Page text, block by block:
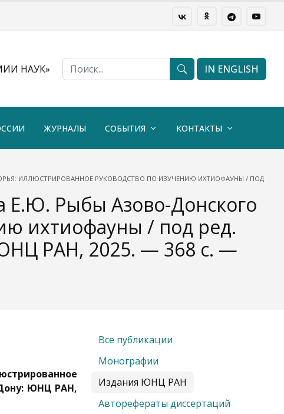
НАУК»
IN ENGLISH
ЖУРНАЛЫ СОБЫТИЯ КОНТАКТЫ
РУКОВОДСТВО ПО ИЗУЧЕНИЮ ИХТИОФАУНЫ / ПОД РЕД.
Е.Ю. Рыбы Азово-Донского
ихтиофауны / под ред.
РАН, 2025. — 368 с. —
ЮНЦ РАН,
Все публикации
Монографии
Издания ЮНЦ РАН
Авторефераты диссертаций